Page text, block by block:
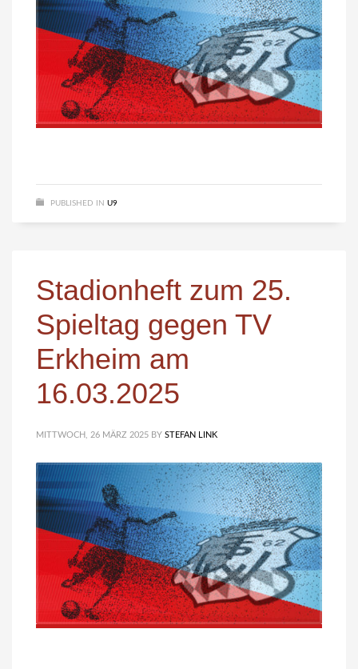
PUBLISHED IN U9
Stadionheft zum 25.
Spieltag gegen TV
Erkheim am
16.03.2025
MITTWOCH, 26 MÄRZ 2025 BY STEFAN LINK